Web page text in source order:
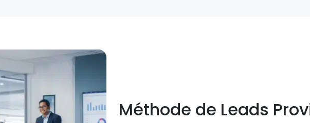
Méthode de Leads